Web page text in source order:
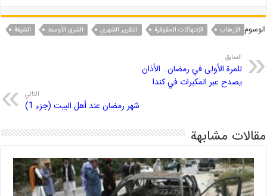
الوسوم الإرهاب الإنتهاکات الحقوقیة التقریر الشهري الشرق الأوسط الشیعة
السابق
للمرة الأولى في رمضان.. الأذان
يصدح عبر المكبرات في كندا
التالي
شهر رمضان عند أهل البيت (جزء 1)
مقالات مشابهة